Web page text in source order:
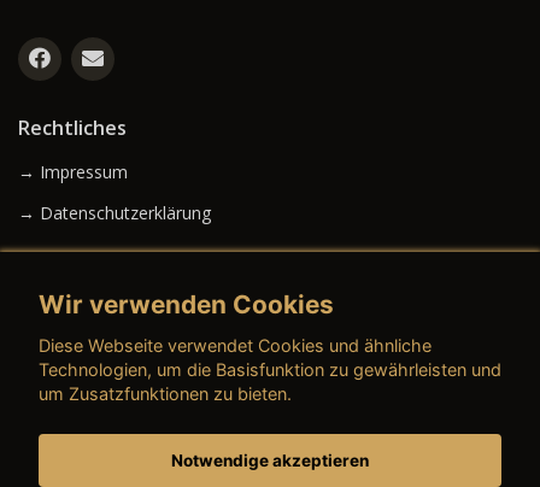
Rechtliches
→ Impressum
→ Datenschutzerklärung
→ AGB (Gebrauchtwagen)
→ AGB (Teile & Zubehör)
Wir verwenden Cookies
Diese Webseite verwendet Cookies und ähnliche
Technologien, um die Basisfunktion zu gewährleisten und
um Zusatzfunktionen zu bieten.
Notwendige akzeptieren